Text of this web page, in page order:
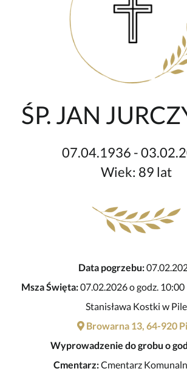
ŚP. JAN
07.04.1936 -
Wiek: 89 lat
Data pogrzebu:
Msza Święta:07.02.2026 o godz. 10:00
Stanisława Kostki w Pile
Browarna 13, 64-920
Wyprowadzenie do grobu o
Cmentarz:Cmentarz